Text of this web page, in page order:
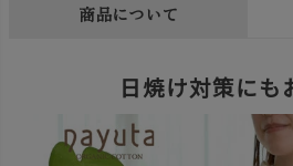
商品について
日焼け対策にも